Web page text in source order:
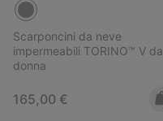
Scarponcini da neve
impermeabili TORINO™ V da
donna
Regular price:
165,00 €